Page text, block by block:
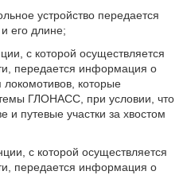
устройство передается
его длине;
с которой осуществляется
передается информация о
которые
ГЛОНАСС, при условии, что
и путевые участки за хвостом
с которой осуществляется
передается информация о